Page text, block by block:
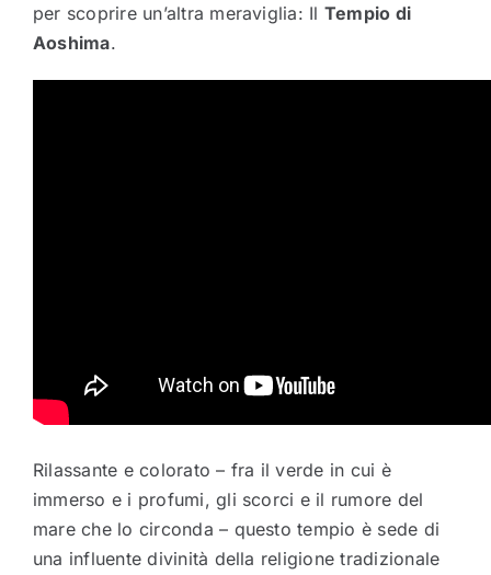
per scoprire un’altra meraviglia: Il Tempio di
Aoshima.
Rilassante e colorato – fra il verde in cui è
immerso e i profumi, gli scorci e il rumore del
mare che lo circonda – questo tempio è sede di
una influente divinità della religione tradizionale